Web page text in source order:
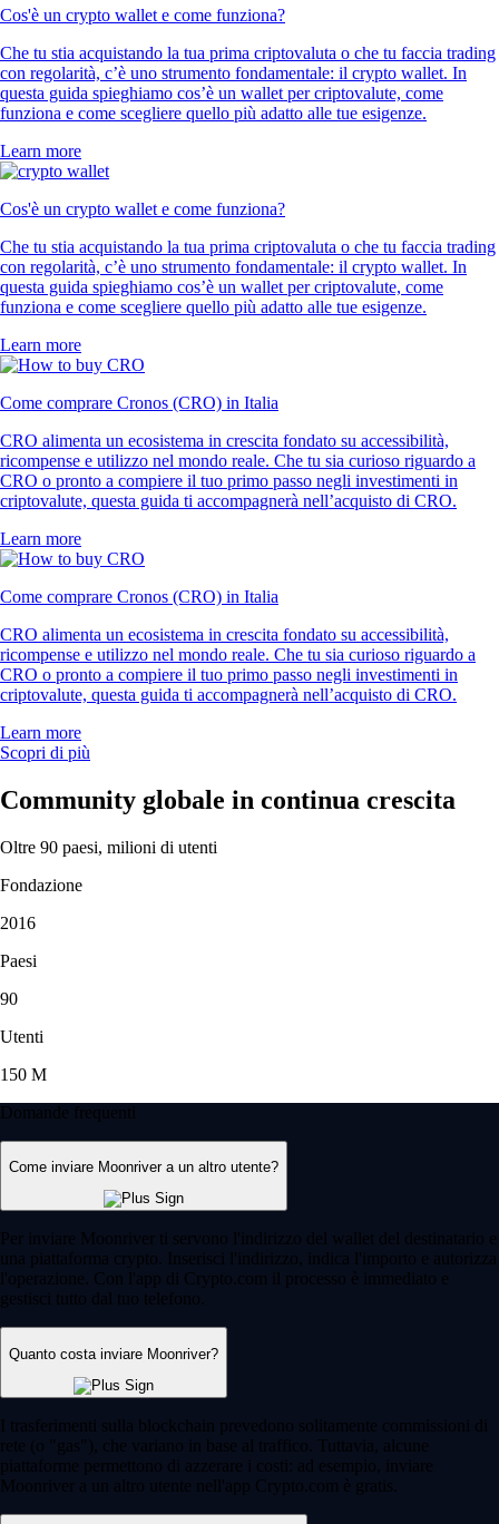
Cos'è un crypto wallet e come funziona?
Che tu stia acquistando la tua prima criptovaluta o che tu faccia trading
con regolarità, c’è uno strumento fondamentale: il crypto wallet. In
questa guida spieghiamo cos’è un wallet per criptovalute, come
funziona e come scegliere quello più adatto alle tue esigenze.
Learn more
Cos'è un crypto wallet e come funziona?
Che tu stia acquistando la tua prima criptovaluta o che tu faccia trading
con regolarità, c’è uno strumento fondamentale: il crypto wallet. In
questa guida spieghiamo cos’è un wallet per criptovalute, come
funziona e come scegliere quello più adatto alle tue esigenze.
Learn more
Come comprare Cronos (CRO) in Italia
CRO alimenta un ecosistema in crescita fondato su accessibilità,
ricompense e utilizzo nel mondo reale. Che tu sia curioso riguardo a
CRO o pronto a compiere il tuo primo passo negli investimenti in
criptovalute, questa guida ti accompagnerà nell’acquisto di CRO.
Learn more
Come comprare Cronos (CRO) in Italia
CRO alimenta un ecosistema in crescita fondato su accessibilità,
ricompense e utilizzo nel mondo reale. Che tu sia curioso riguardo a
CRO o pronto a compiere il tuo primo passo negli investimenti in
criptovalute, questa guida ti accompagnerà nell’acquisto di CRO.
Learn more
Scopri di più
Community globale in continua crescita
Oltre 90 paesi, milioni di utenti
Fondazione
2016
Paesi
90
Utenti
150 M
Domande frequenti
Come inviare Moonriver a un altro utente?
Per inviare Moonriver ti servono l'indirizzo del wallet del destinatario e
una piattaforma crypto. Inserisci l'indirizzo, indica l'importo e autorizza
l'operazione. Con l'app di Crypto.com il processo è immediato e
gestisci tutto dal tuo telefono.
Quanto costa inviare Moonriver?
I trasferimenti sulla blockchain prevedono solitamente commissioni di
rete (o "gas"), che variano in base al traffico. Tuttavia, alcune
piattaforme permettono di azzerare i costi: ad esempio, inviare
Moonriver a un altro utente nell'app Crypto.com è gratis.